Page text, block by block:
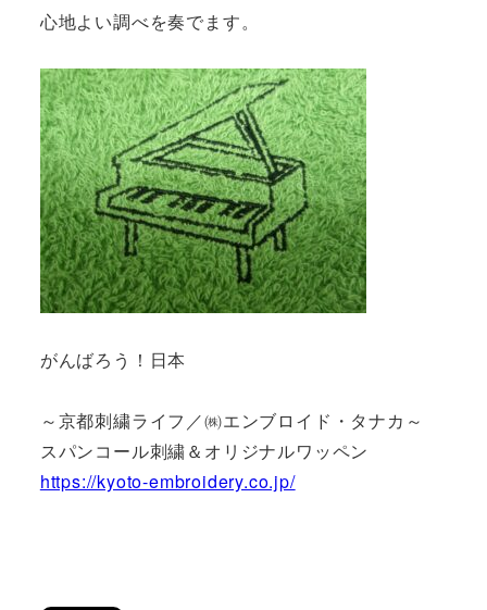
心地よい調べを奏でます。
がんばろう！日本
～京都刺繍ライフ／㈱エンブロイド・タナカ～
スパンコール刺繍＆オリジナルワッペン
https://kyoto-embroidery.co.jp/